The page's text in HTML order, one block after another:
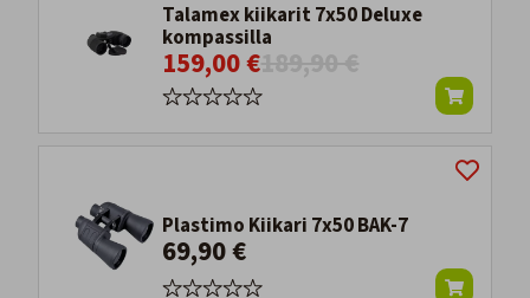
Talamex kiikarit 7x50 Deluxe
kompassilla
159,00 €
Plastimo Kiikari 7x50 BAK-7
69,90 €